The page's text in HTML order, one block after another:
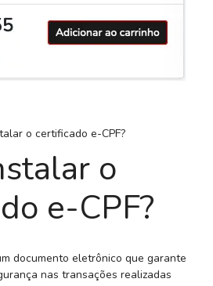
o certificado e-CPF?
o
e-CPF?
documento eletrônico que garante
nas transações realizadas